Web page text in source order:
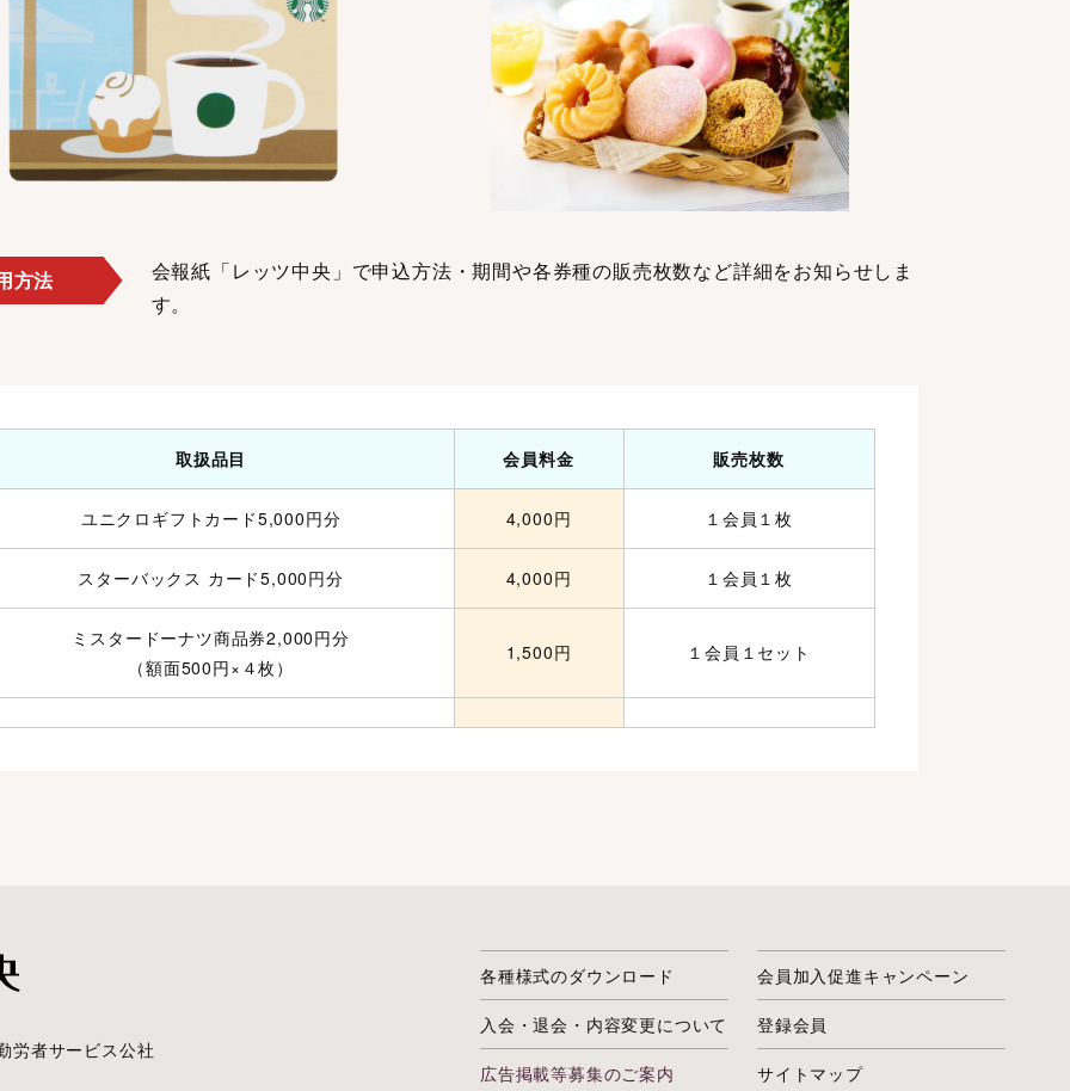
方法
会報紙「レッツ中央」で申込方法・期間や各券種の販売枚数など詳細をお知らせしま
す。
取扱品目 会員料金 販売枚数
ユニクロギフトカード5,000円分 4,000円 １会員１枚
スターバックス カード5,000円分 4,000円 １会員１枚
ミスタードーナツ商品券2,000円分
（額面500円×４枚）
1,500円 １会員１セット
労者サービス公社
各種様式のダウンロード
入会・退会・内容変更について
広告掲載等募集のご案内
会員加入促進キャンペーン
登録会員
サイトマップ